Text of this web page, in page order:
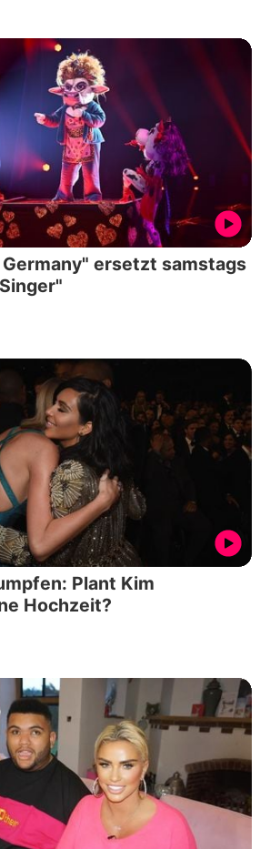
ersetzt samstags
Plant Kim
Hochzeit?